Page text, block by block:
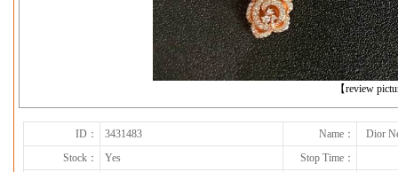
【review
下一张
ID： 3431483 Name：
Dior
Stock：
Yes
Stop Time：